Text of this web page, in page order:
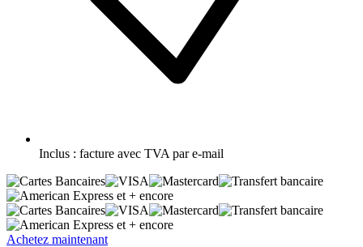
Inclus : facture avec TVA par e-mail
et + encore
et + encore
Achetez maintenant